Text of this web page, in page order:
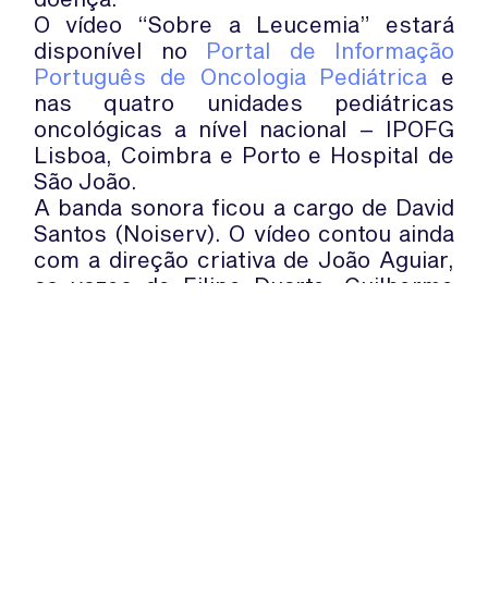
O vídeo “Sobre a Leucemia” estará
disponível no Portal de Informação
Português de Oncologia Pediátrica e
nas quatro unidades pediátricas
oncológicas a nível nacional – IPOFG
Lisboa, Coimbra e Porto e Hospital de
São João.
A banda sonora ficou a cargo de David
Santos (Noiserv). O vídeo contou ainda
com a direção criativa de João Aguiar,
as vozes de Filipe Duarte, Guilherme